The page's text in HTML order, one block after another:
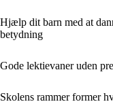
Hjælp dit barn med at
betydning
Gode lektievaner uden
Skolens rammer former